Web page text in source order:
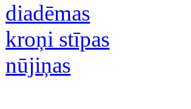
diadēmas
kroņi stīpas
nūjiņas